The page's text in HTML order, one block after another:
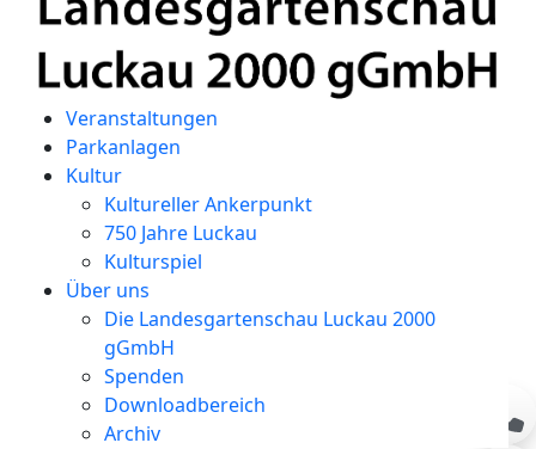
Veranstaltungen
Parkanlagen
Kultur
Kultureller Ankerpunkt
750 Jahre Luckau
Kulturspiel
Über uns
Die Landesgartenschau Luckau 2000
gGmbH
Spenden
Downloadbereich
Archiv